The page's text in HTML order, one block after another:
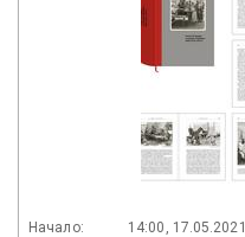
Начало: 14:00, 17.05.2021